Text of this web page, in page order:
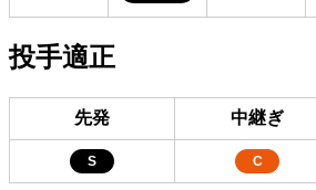
投手適正
先発 中継ぎ
S C